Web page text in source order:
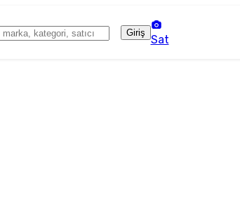
Giriş
Sat